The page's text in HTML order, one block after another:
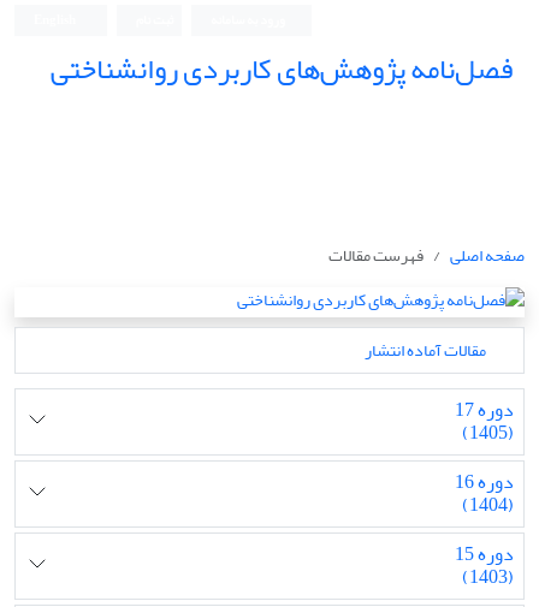
فصل‌نامه پژوهش‌های کاربردی روانشناختی
صفحه اصلی فهرست مقالات
مقالات آماده انتشار
دوره 17
(1405)
دوره 16
(1404)
دوره 15
(1403)